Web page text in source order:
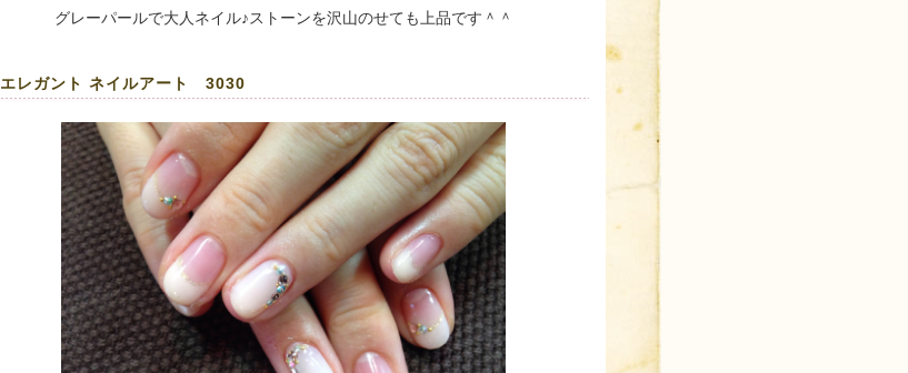
グレーパールで大人ネイル♪ストーンを沢山のせても上品です＾＾
エレガント ネイルアート 3030